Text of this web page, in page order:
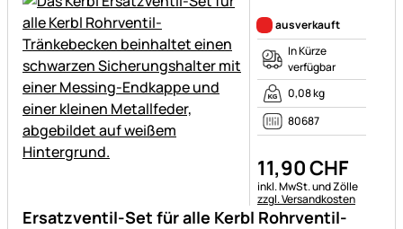
Ersatzventil-Set für alle Kerbl Rohrventil-
ausverkauft
In Kürze
verfügbar
0,08 kg
80687
11,90CHF
Steuerhinweis:
inkl. MwSt. und Zölle
zzgl. Versandkosten